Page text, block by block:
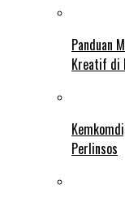
Panduan
Kreatif di
Perlinsos